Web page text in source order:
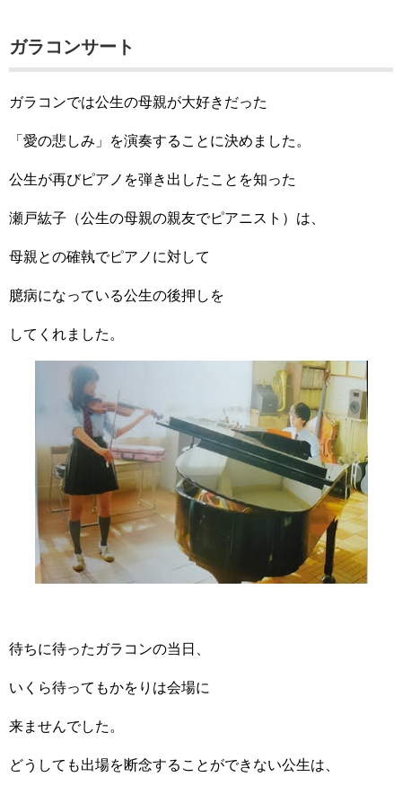
ガラコンサート
ガラコンでは公生の母親が大好きだった
「愛の悲しみ」を演奏することに決めました。
公生が再びピアノを弾き出したことを知った
瀬戸紘子（公生の母親の親友でピアニスト）は、
母親との確執でピアノに対して
臆病になっている公生の後押しを
してくれました。
待ちに待ったガラコンの当日、
いくら待ってもかをりは会場に
来ませんでした。
どうしても出場を断念することができない公生は、